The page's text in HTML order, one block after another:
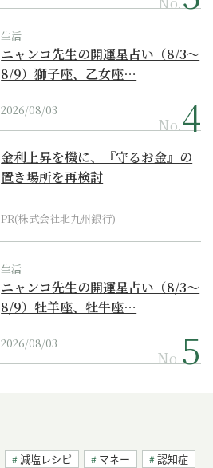
生活
ニャンコ先生の開運星占い（8/3～
8/9）獅子座、乙女座…
2026/08/03
No.
金利上昇を機に、『守るお金』の
置き場所を再検討
PR(株式会社北九州銀行)
生活
ニャンコ先生の開運星占い（8/3～
8/9）牡羊座、牡牛座…
2026/08/03
No.
減塩レシピ マネー
認知症